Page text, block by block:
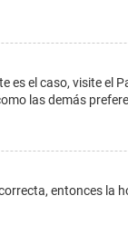
el caso, visite
las demás
entonces